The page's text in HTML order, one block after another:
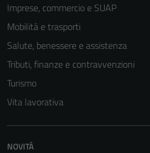
Imprese, commercio e SUAP
Mobilità e trasporti
Salute, benessere e assistenza
Tributi, finanze e contravvenzioni
Turismo
Vita lavorativa
NOVITÀ